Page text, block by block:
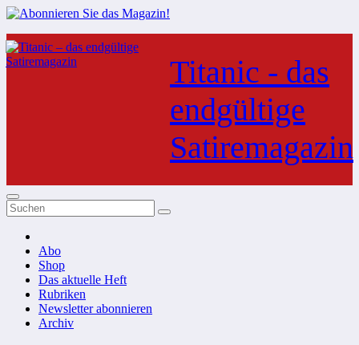
Zum
Inhalt
springen
Titanic - das
endgültige
Satiremagazin
Abo
Shop
Das aktuelle Heft
Rubriken
Newsletter abonnieren
Archiv